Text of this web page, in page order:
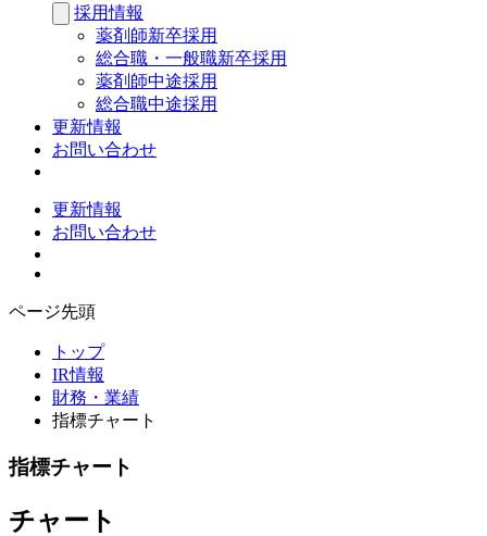
採用情報
薬剤師新卒採用
総合職・一般職新卒採用
薬剤師中途採用
総合職中途採用
更新情報
お問い合わせ
更新情報
お問い合わせ
ページ先頭
トップ
IR情報
財務・業績
指標チャート
指標チャート
チャート